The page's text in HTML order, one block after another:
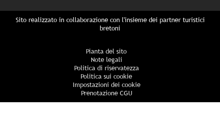
Sito realizzato in collaborazione con l'insieme dei partner turistici
bretoni
Pianta del sito
Note legali
Politica di riservatezza
Politica sui cookie
Impostazioni dei cookie
Prenotazione CGU